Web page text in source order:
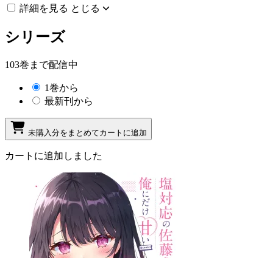
詳細を見る とじる
シリーズ
103巻まで配信中
1巻から
最新刊から
未購入分をまとめてカートに追加
カートに追加しました